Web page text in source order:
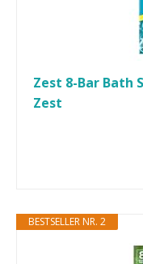
Zest 8-Bar Bath
Zest
BESTSELLER NR. 2